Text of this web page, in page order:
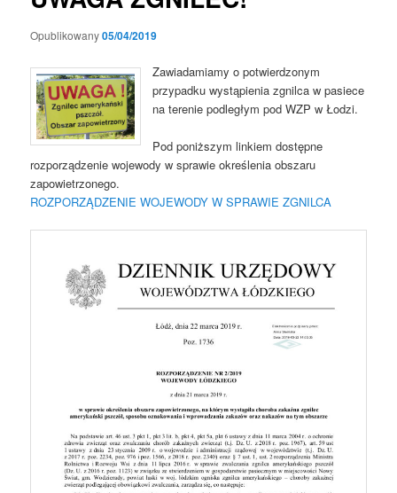
Opublikowany05/04/2019
Zawiadamiamy o potwierdzonym
przypadku wystąpienia zgnilca w pasiece
na terenie podległym pod WZP w Łodzi.
Pod poniższym linkiem dostępne
rozporządzenie wojewody w sprawie określenia obszaru
zapowietrzonego.
ROZPORZĄDZENIE WOJEWODY W SPRAWIE ZGNILCA